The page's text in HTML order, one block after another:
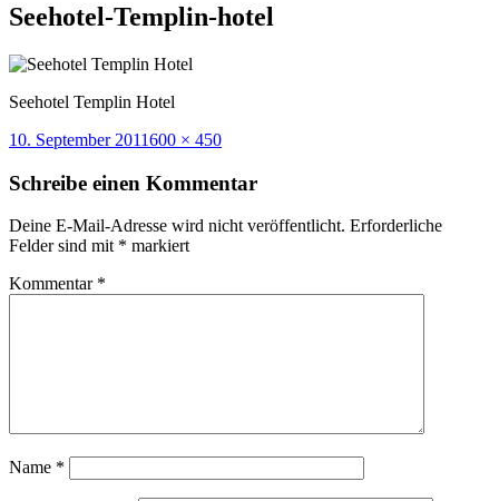
Seehotel-Templin-hotel
Seehotel Templin Hotel
Veröffentlicht
10. September 2011Volle
600 × 450
Schreibe einen Kommentar
Deine E-Mail-Adresse wird nicht veröffentlicht. Erforderliche
Felder sind mit * markiert
Kommentar *
Name *